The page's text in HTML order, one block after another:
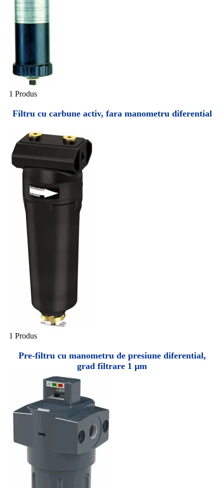
1 Produs
Filtru cu carbune activ, fara manometru diferential
1 Produs
Pre-filtru cu manometru de presiune diferential,
grad filtrare 1 µm